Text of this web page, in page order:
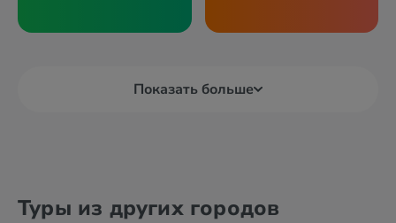
Показать больше
Туры из других городов